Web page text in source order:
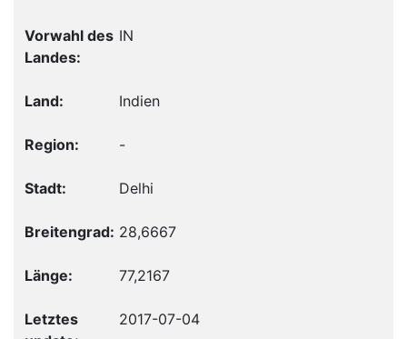
IN
Indien
-
Delhi
28,6667
77,2167
2017-07-04